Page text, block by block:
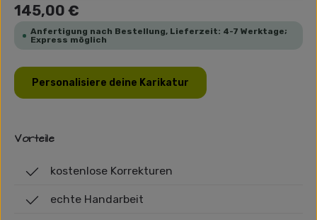
Regulärer Preis:
145,00 €
Anfertigung nach Bestellung, Lieferzeit: 4-7 Werktage;
Express möglich
Personalisiere deine Karikatur
Vorteile
kostenlose Korrekturen
echte Handarbeit